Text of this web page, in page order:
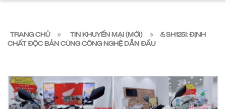
TRANG CHỦ TIN KHUYẾN MẠI (MỚI)
💪SH125I: ĐỊNH
CHẤT ĐỘC BẢN CÙNG CÔNG NGHỆ DẪN ĐẦU